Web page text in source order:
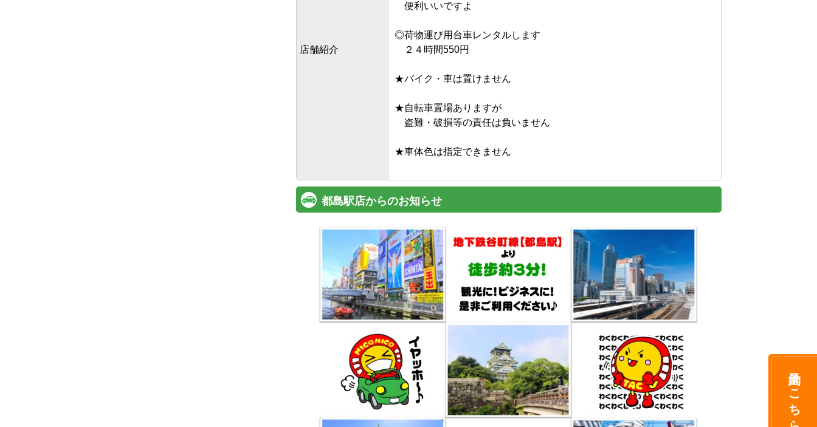
店舗紹介
便利いいですよ
◎荷物運び用台車レンタルします
２４時間550円
★バイク・車は置けません
★自転車置場ありますが
盗難・破損等の責任は負いません
★車体色は指定できません
都島駅店からのお知らせ
予約はこちら